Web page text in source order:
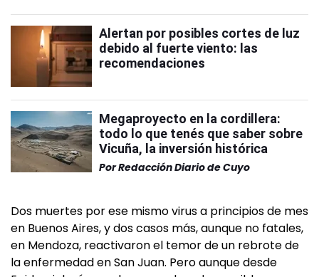
Alertan por posibles cortes de luz
debido al fuerte viento: las
recomendaciones
Megaproyecto en la cordillera:
todo lo que tenés que saber sobre
Vicuña, la inversión histórica
PorRedacción Diario de Cuyo
Dos muertes por ese mismo virus a principios de mes
en Buenos Aires, y dos casos más, aunque no fatales,
en Mendoza, reactivaron el temor de un rebrote de
la enfermedad en San Juan. Pero aunque desde